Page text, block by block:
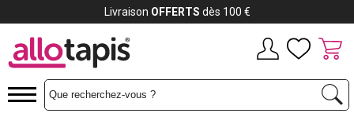
Livraison OFFERTS dès 100 €